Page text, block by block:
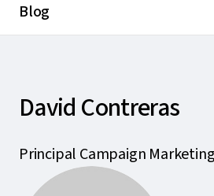
Blog
David Contreras
Principal Campaign